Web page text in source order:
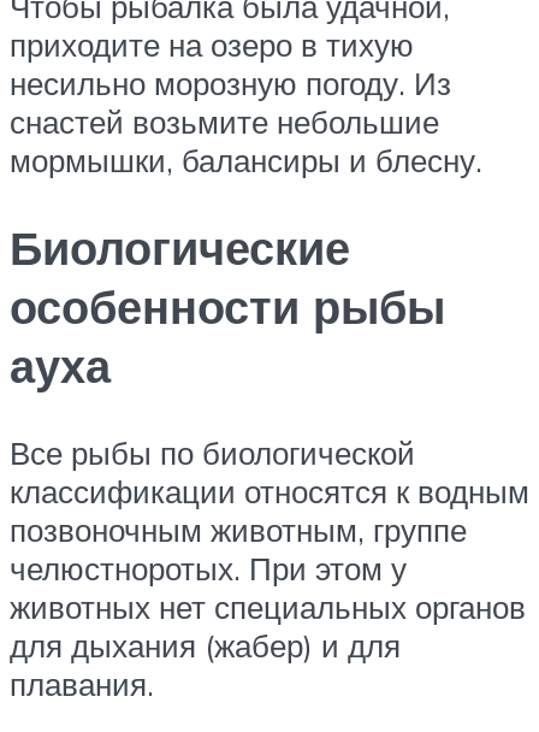
приходите на озеро в тихую
несильно морозную погоду. Из
снастей возьмите небольшие
мормышки, балансиры и блесну.
Биологические
особенности рыбы
ауха
Все рыбы по биологической
классификации относятся к водным
позвоночным животным, группе
челюстноротых. При этом у
животных нет специальных органов
для дыхания (жабер) и для
плавания.